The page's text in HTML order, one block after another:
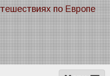
по Европе